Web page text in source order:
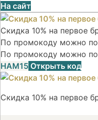
На сайт
Скидка 10% на первое
По промокоду можно
По промокоду можно
НАМ15 Открыть код
Скидка 10% на первое